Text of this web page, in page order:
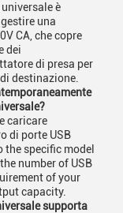
è
una
CA, che copre
dei
di presa per
destinazione.
caricare
di porte USB
specific model
number of USB
of your
capacity.
supporta